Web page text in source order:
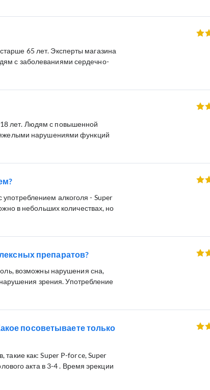
65 лет. Эксперты магазина
с заболеваниями сердечно-
лет. Людям с повышенной
нарушениями функций
алкоголя - Super
в небольших количествах, но
препаратов?
возможны нарушения сна,
зрения. Употребление
посоветываете только
как: Super P-force, Super
акта в 3-4 . Время эрекции